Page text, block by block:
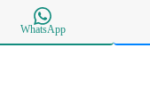
WhatsApp